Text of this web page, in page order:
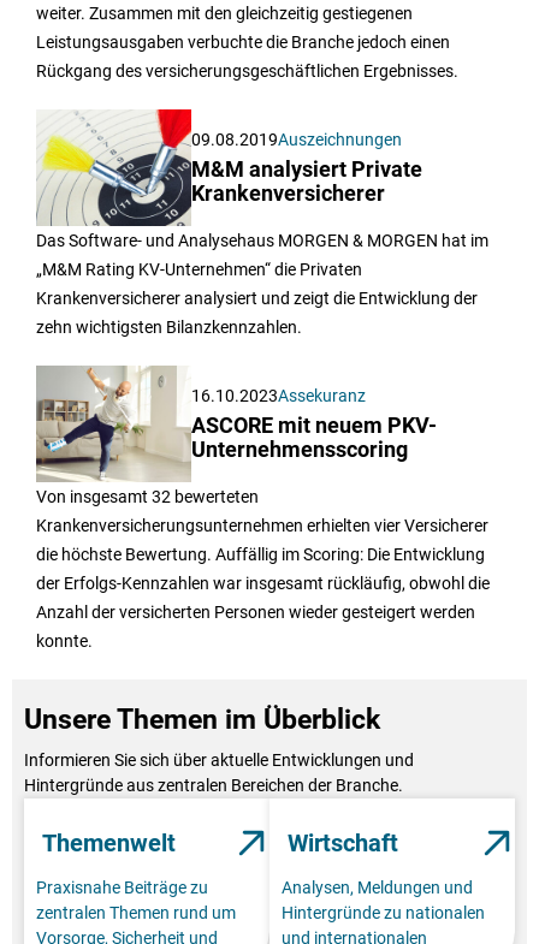
weiter. Zusammen mit den gleichzeitig gestiegenen
Leistungsausgaben verbuchte die Branche jedoch einen
Rückgang des versicherungsgeschäftlichen Ergebnisses.
09.08.2019Auszeichnungen
M&M analysiert Private
Krankenversicherer
Das Software- und Analysehaus MORGEN & MORGEN hat im
„M&M Rating KV-Unternehmen“ die Privaten
Krankenversicherer analysiert und zeigt die Entwicklung der
zehn wichtigsten Bilanzkennzahlen.
16.10.2023Assekuranz
ASCORE mit neuem PKV-
Unternehmensscoring
Von insgesamt 32 bewerteten
Krankenversicherungsunternehmen erhielten vier Versicherer
die höchste Bewertung. Auffällig im Scoring: Die Entwicklung
der Erfolgs-Kennzahlen war insgesamt rückläufig, obwohl die
Anzahl der versicherten Personen wieder gesteigert werden
konnte.
Unsere Themen im Überblick
Informieren Sie sich über aktuelle Entwicklungen und
Hintergründe aus zentralen Bereichen der Branche.
Themenwelt
Praxisnahe Beiträge zu
zentralen Themen rund um
Vorsorge, Sicherheit und
Wirtschaft
Analysen, Meldungen und
Hintergründe zu nationalen
und internationalen